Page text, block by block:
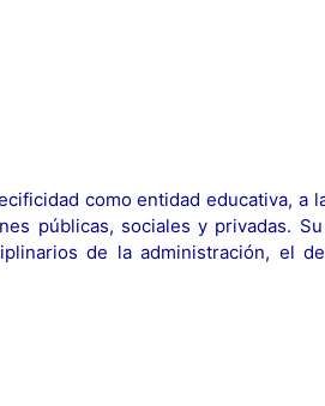
como entidad educativa, a
públicas, sociales y privadas.
de la administración, el